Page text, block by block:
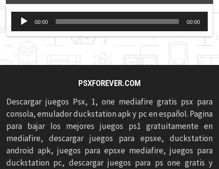
Reproductor
de
audio
00:00 00:00
PSXFOREVER.COM
Descargar juegos Psx, 1, one mediafire gratis psx para
consola, emulador duckstation apk y pc en español. Pagina
para bajar los mejores juegos ps1 gratuitamente en
mediafire, descargar juegos para epsxe, duckstation
android apk, juegos para epsxe mediafire, juegos para
duckstation pc, descargar juegos para ps one gratis y